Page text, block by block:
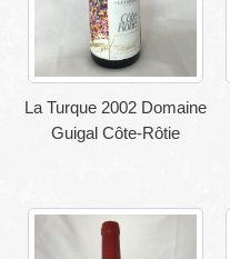
La Turque 2002 Domaine
Guigal Côte-Rôtie